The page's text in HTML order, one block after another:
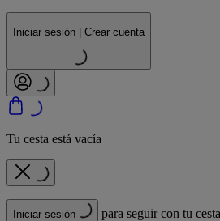
Iniciar sesión | Crear cuenta
Tu cesta está vacía
Iniciar sesión para seguir con tu